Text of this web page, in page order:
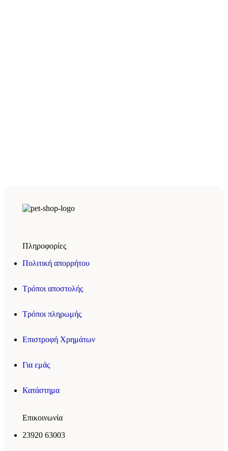
Πληροφορίες
Πολιτική απορρήτου
Τρόποι αποστολής
Τρόποι πληρωμής
Επιστροφή Χρημάτων
Για εμάς
Κατάστημα
Επικοινωνία
23920 63003